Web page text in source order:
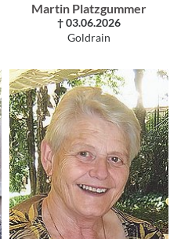
Martin Platzgummer
† 03.06.2026
Goldrain